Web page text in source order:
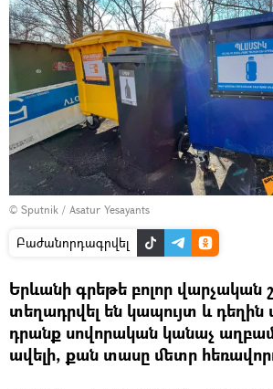
© Sputnik / Asatur Yesayants
Բաժանորդագրվել
Երևանի գրեթե բոլոր վարչական
տեղադրվել են կապույտ և
դրանք սովորական կանաչ
ավելի, քան տասը մետր